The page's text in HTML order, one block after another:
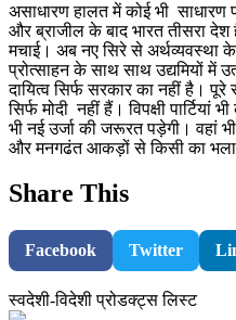
असाधारण हालत में कोई भी साधारण
और ब्राजील के बाद भारत तीसरा देश
मचाई। अब नए सिरे से अर्थव्यवस्था
प्रोत्साहन के साथ साथ उद्यमियों में
दायित्व सिर्फ सरकार का नहीं है।
सिर्फ मोदी नहीं हैं। विपक्षी पार्टियां
भी नई उर्जा की जरूरत पड़ेगी। वहां
और मनगढंत आकड़ों से किसी का भला
Share This
Facebook Twitter
स्वदेशी-विदेशी प्रोडक्ट्स लिस्ट